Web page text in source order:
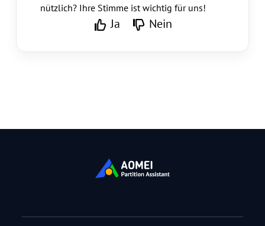
nützlich? Ihre Stimme ist wichtig für uns!
Ja Nein